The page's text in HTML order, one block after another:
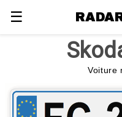
☰
Voiture